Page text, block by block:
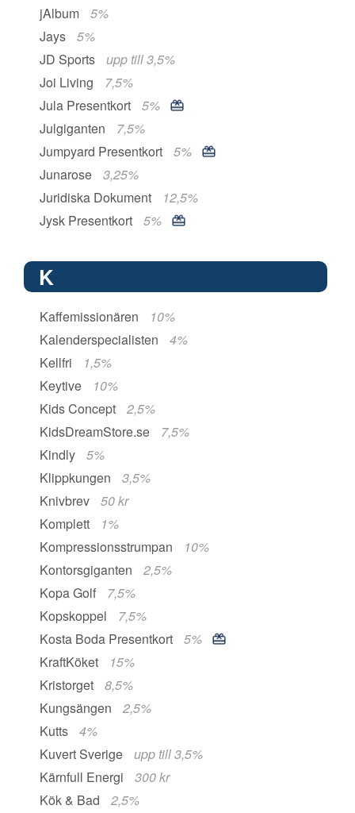
jAlbum
5%
Jays
5%
JD Sports
upp till 3,5%
Joi Living
7,5%
Jula Presentkort
5%
Julgiganten
7,5%
Jumpyard Presentkort
5%
Junarose
3,25%
Juridiska Dokument
12,5%
Jysk Presentkort
5%
K
Kaffemissionären
10%
Kalenderspecialisten
4%
Kellfri
1,5%
Keytive
10%
Kids Concept
2,5%
KidsDreamStore.se
7,5%
Kindly
5%
Klippkungen
3,5%
Knivbrev
50 kr
Komplett
1%
Kompressionsstrumpan
10%
Kontorsgiganten
2,5%
Kopa Golf
7,5%
Kopskoppel
7,5%
Kosta Boda Presentkort
5%
KraftKöket
15%
Kristorget
8,5%
Kungsängen
2,5%
Kutts
4%
Kuvert Sverige
upp till 3,5%
Kärnfull Energi
300 kr
Kök & Bad
2,5%